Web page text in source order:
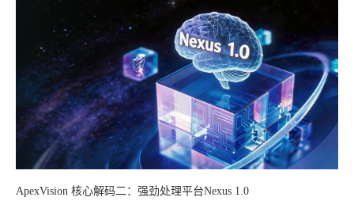
ApexVision 核心解码二：强劲处理平台Nexus 1.0